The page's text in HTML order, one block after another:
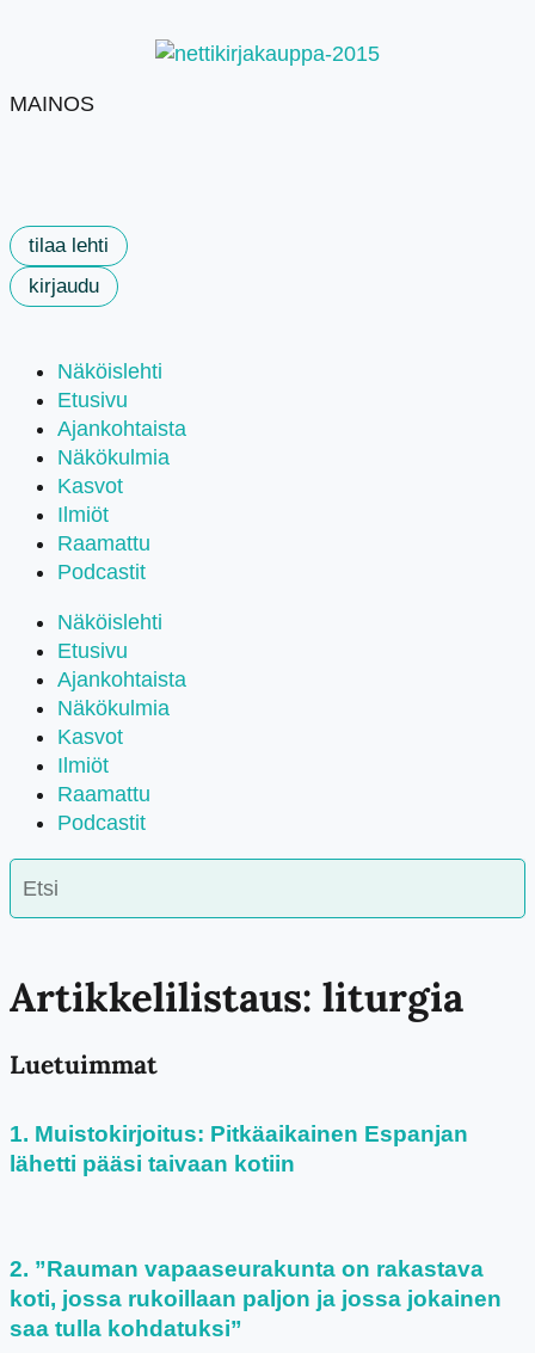
MAINOS
tilaa lehti
kirjaudu
Näköislehti
Etusivu
Ajankohtaista
Näkökulmia
Kasvot
Ilmiöt
Raamattu
Podcastit
Näköislehti
Etusivu
Ajankohtaista
Näkökulmia
Kasvot
Ilmiöt
Raamattu
Podcastit
Artikkelilistaus: liturgia
Luetuimmat
Muistokirjoitus: Pitkäaikainen Espanjan
lähetti pääsi taivaan kotiin
”Rauman vapaaseurakunta on rakastava
koti, jossa rukoillaan paljon ja jossa jokainen
saa tulla kohdatuksi”